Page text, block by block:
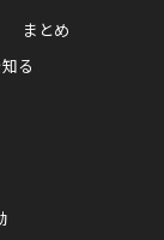
まとめ
る